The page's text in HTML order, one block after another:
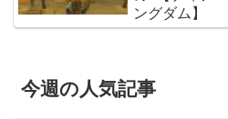
ングダム】
今週の人気記事